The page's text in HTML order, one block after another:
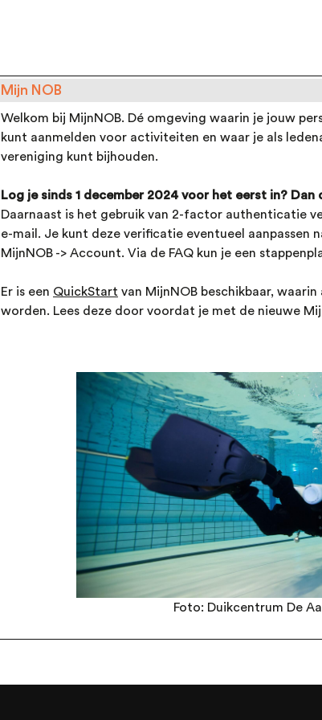
Mijn NOB
Welkom bij MijnNOB. Dé omgeving waarin je jouw
kunt aanmelden voor activiteiten en waar je als
vereniging kunt bijhouden.
Log je sinds 1 december 2024 voor het eerst in?
Daarnaast is het gebruik van 2-factor authenticatie
e-mail. Je kunt deze verificatie eventueel aanpassen
MijnNOB -> Account. Via de FAQ kun je een
Er is een QuickStart van MijnNOB beschikbaar,
worden. Lees deze door voordat je met de nieuwe
Foto: Duikcentrum De